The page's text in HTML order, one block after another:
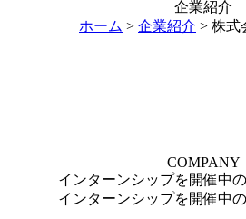
企業紹介
ホーム > 企業紹介 > 株式
COMPANY
インターンシップを開催中
インターンシップを開催中